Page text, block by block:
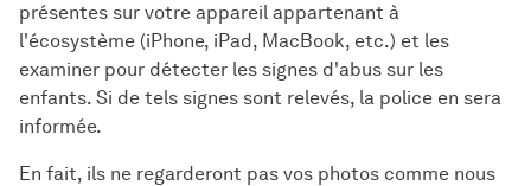
présentes sur votre appareil appartenant à
l'écosystème (iPhone, iPad, MacBook, etc.) et les
examiner pour détecter les signes d'abus sur les
enfants. Si de tels signes sont relevés, la police en sera
informée.
En fait, ils ne regarderont pas vos photos comme nous